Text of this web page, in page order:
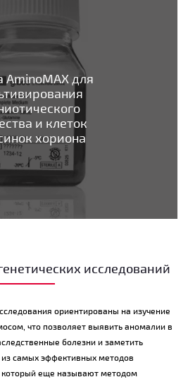
AminoMAX для
и клеток
хориона
исследований
ориентированы на изучение
что позволяет выявить аномалии в
болезни и заметить
самых эффективных методов
который еще называют методом